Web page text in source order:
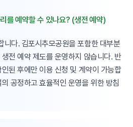
를 예약할 수 있나요? (생전 예약)
니다. 김포시추모공원을 포함한 대부분
전 예약 제도를 운영하지 않습니다. 반
된 후에만 이용 신청 및 계약이 가능합
공정하고 효율적인 운영을 위한 방침